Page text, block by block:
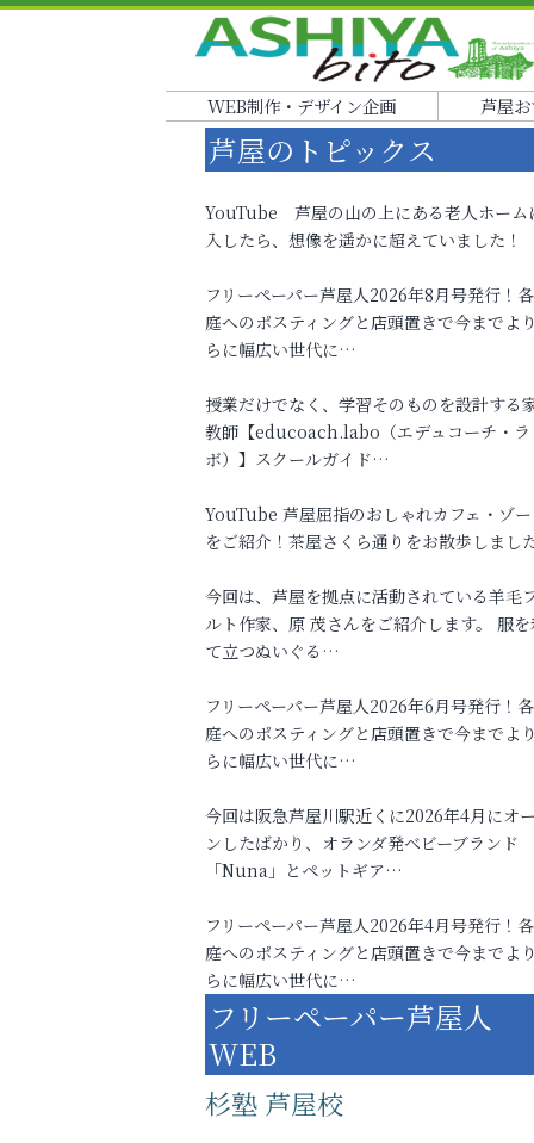
WEB制作・デザイン企画 芦屋
芦屋のトピックス
YouTube 芦屋の山の上にある老人ホーム
入したら、想像を遥かに超えていました！
フリーペーパー芦屋人2026年8月号発行！
庭へのポスティングと店頭置きで今までよ
らに幅広い世代に…
授業だけでなく、学習そのものを設計する
教師【educoach.labo（エデュコーチ・ラ
ボ）】スクールガイド…
YouTube 芦屋屈指のおしゃれカフェ・ゾ
をご紹介！茶屋さくら通りをお散歩しまし
今回は、芦屋を拠点に活動されている羊毛
ルト作家、原 茂さんをご紹介します。 服を
て立つぬいぐる…
フリーペーパー芦屋人2026年6月号発行！
庭へのポスティングと店頭置きで今までよ
らに幅広い世代に…
今回は阪急芦屋川駅近くに2026年4月にオ
ンしたばかり、オランダ発ベビーブランド
「Nuna」とペットギア…
フリーペーパー芦屋人2026年4月号発行！
庭へのポスティングと店頭置きで今までよ
らに幅広い世代に…
フリーペーパー芦屋人
WEB
杉塾 芦屋校